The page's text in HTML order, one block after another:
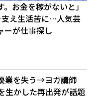
。お金を稼がないと」
え生活苦に…人気芸
ーが仕事探し
業を失う→ヨガ講師
生かした再出発が話題